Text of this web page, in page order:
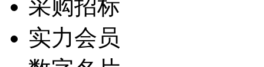
采购招标
实力会员